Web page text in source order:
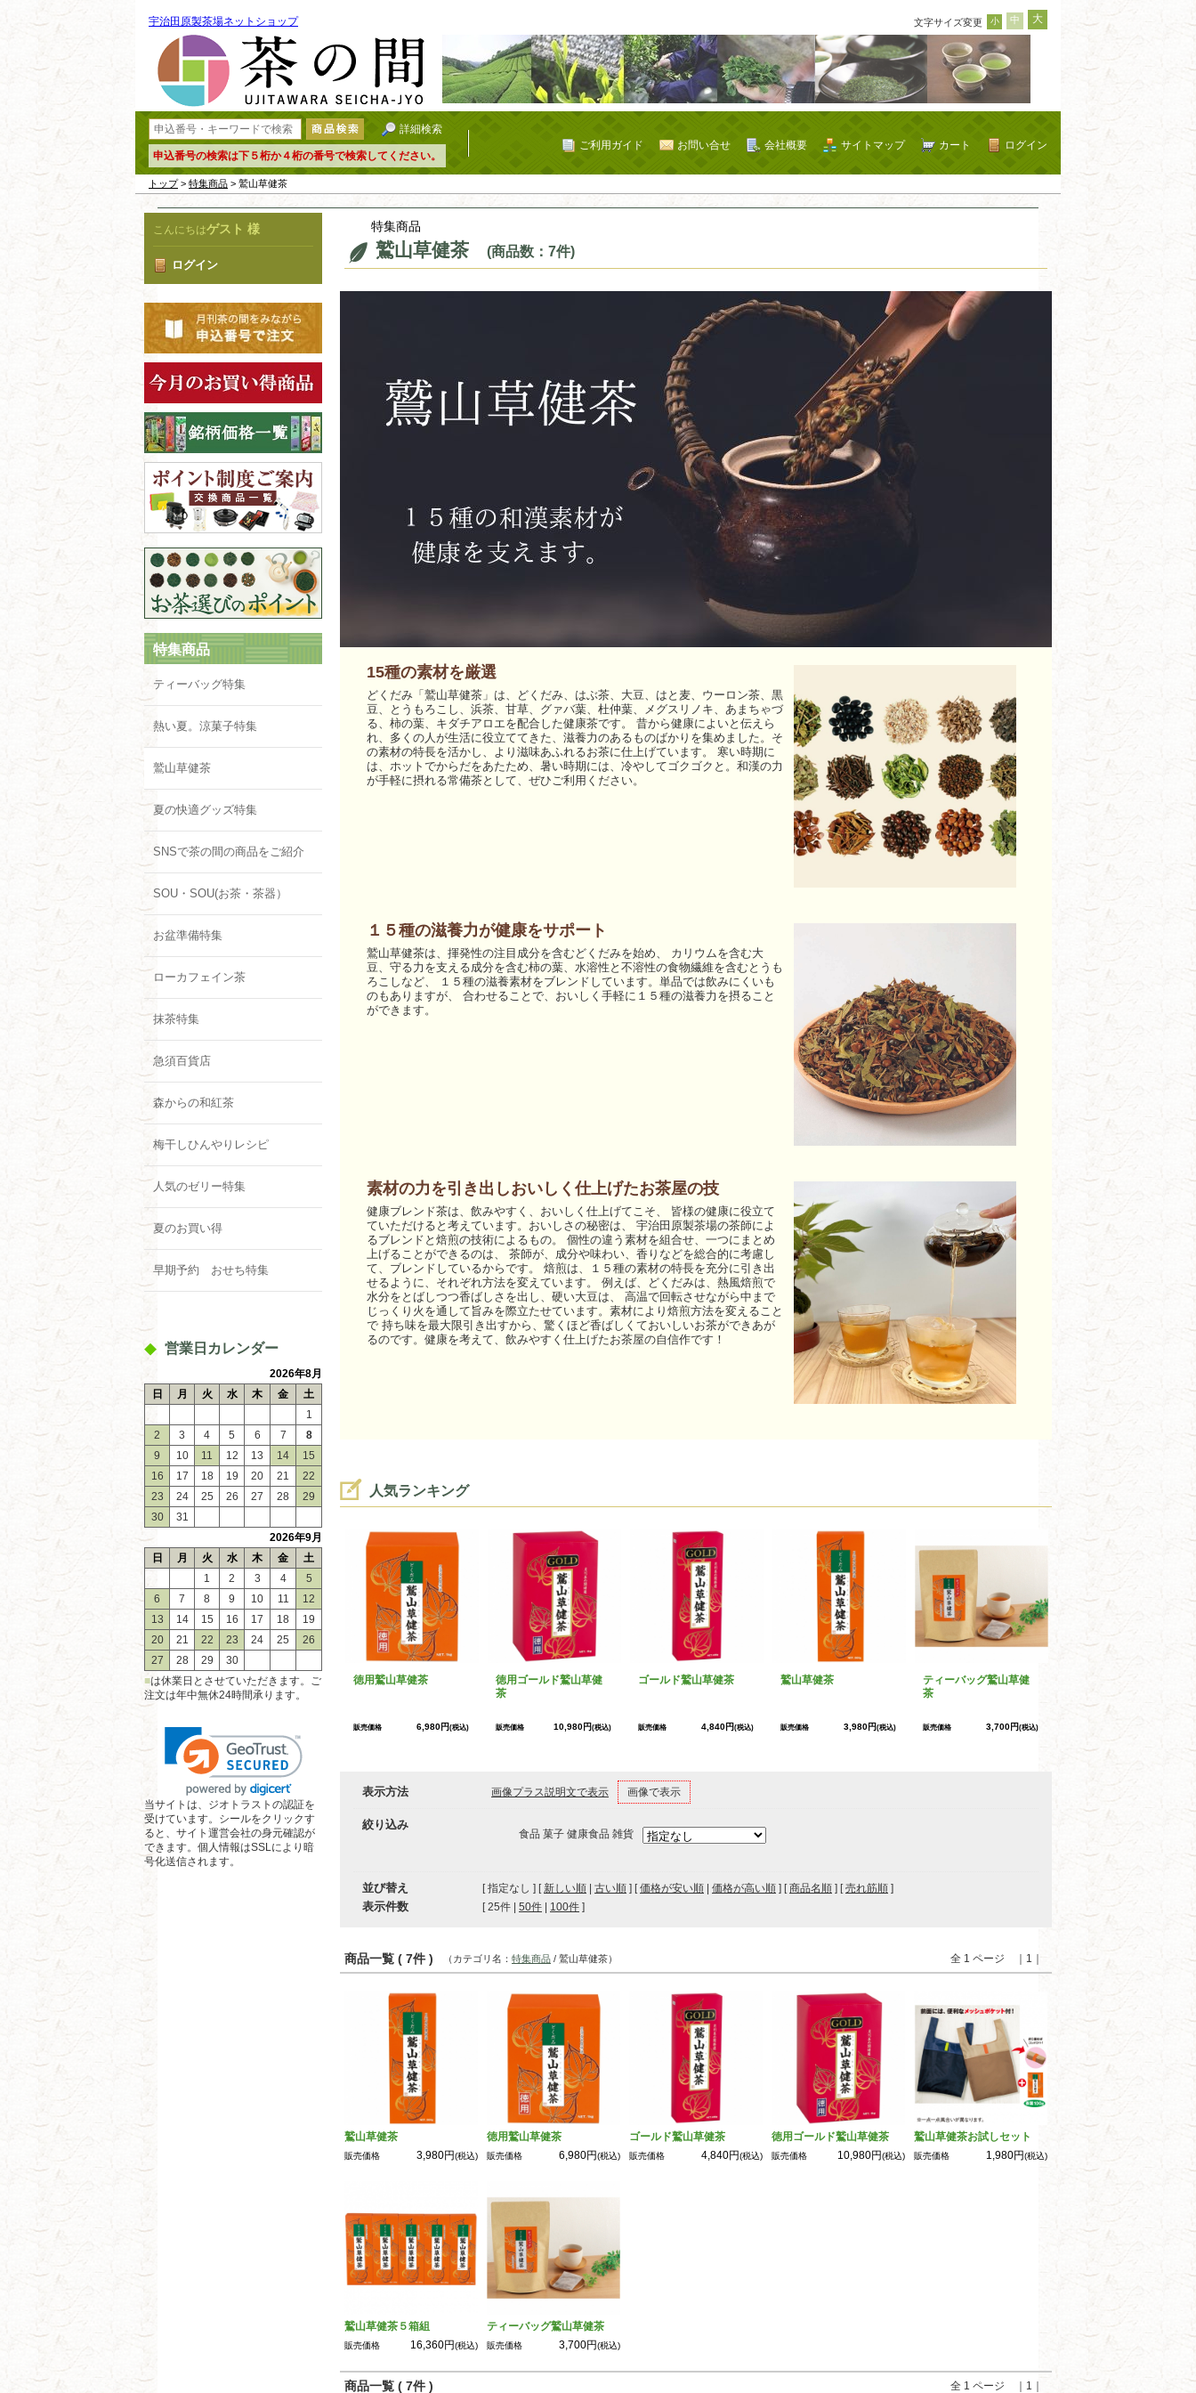
宇治田原製茶場ネットショップ 文字サイズ変更 小 中 大
詳細検索
申込番号の検索は下５桁か４桁の番号で検索してください。
ログイン
カート
サイトマップ
会社概要
お問い合せ
ご利用ガイド
トップ> 特集商品 > 鷲山草健茶
こんにちはゲスト 様
ログイン
特集商品
ティーバッグ特集
熱い夏。涼菓子特集
鷲山草健茶
夏の快適グッズ特集
SNSで茶の間の商品をご紹介
SOU・SOU(お茶・茶器）
お盆準備特集
ローカフェイン茶
抹茶特集
急須百貨店
森からの和紅茶
梅干しひんやりレシピ
人気のゼリー特集
夏のお買い得
早期予約 おせち特集
営業日カレンダー
2026年8月
日
月 火 水 木 金
土
1
2
3 4 5 6 7
8
9
10 11 12 13 14
15
16
17 18 19 20 21
22
23
24 25 26 27 28
29
30
31
2026年9月
日
月 火 水 木 金
土
1
2 3 4
5
6
7 8 9 10 11
12
13
14 15 16 17 18
19
20
21 22 23 24 25
26
27
28 29
30
■は休業日とさせていただきます。ご
注文は年中無休24時間承ります。
当サイトは、ジオトラストの認証を
受けています。シールをクリックす
ると、サイト運営会社の身元確認が
できます。個人情報はSSLにより暗
号化送信されます。
特集商品
鷲山草健茶 (商品数：7件)
15種の素材を厳選
どくだみ「鷲山草健茶」は、どくだみ、はぶ茶、大豆、はと麦、ウーロン茶、黒
豆、とうもろこし、浜茶、甘草、グァバ葉、杜仲葉、メグスリノキ、あまちゃづ
る、柿の葉、キダチアロエを配合した健康茶です。 昔から健康によいと伝えら
れ、多くの人が生活に役立ててきた、滋養力のあるものばかりを集めました。そ
の素材の特長を活かし、より滋味あふれるお茶に仕上げています。 寒い時期に
は、ホットでからだをあたため、暑い時期には、冷やしてゴクゴクと。和漢の力
が手軽に摂れる常備茶として、ぜひご利用ください。
１５種の滋養力が健康をサポート
鷲山草健茶は、揮発性の注目成分を含むどくだみを始め、 カリウムを含む大
豆、守る力を支える成分を含む柿の葉、水溶性と不溶性の食物繊維を含むとうも
ろこしなど、 １５種の滋養素材をブレンドしています。単品では飲みにくいも
のもありますが、 合わせることで、おいしく手軽に１５種の滋養力を摂ること
ができます。
素材の力を引き出しおいしく仕上げたお茶屋の技
健康ブレンド茶は、飲みやすく、おいしく仕上げてこそ、 皆様の健康に役立て
ていただけると考えています。おいしさの秘密は、 宇治田原製茶場の茶師によ
るブレンドと焙煎の技術によるもの。 個性の違う素材を組合せ、一つにまとめ
上げることができるのは、 茶師が、成分や味わい、香りなどを総合的に考慮し
て、ブレンドしているからです。 焙煎は、１５種の素材の特長を充分に引き出
せるように、それぞれ方法を変えています。 例えば、どくだみは、熱風焙煎で
水分をとばしつつ香ばしさを出し、硬い大豆は、 高温で回転させながら中まで
じっくり火を通して旨みを際立たせています。素材により焙煎方法を変えること
で 持ち味を最大限引き出すから、驚くほど香ばしくておいしいお茶ができあが
るのです。健康を考えて、飲みやすく仕上げたお茶屋の自信作です！
人気ランキング
徳用鷲山草健茶
販売価格 6,980円(税込)
徳用ゴールド鷲山草健
茶
販売価格 10,980円(税込)
ゴールド鷲山草健茶
販売価格 4,840円(税込)
鷲山草健茶
販売価格 3,980円(税込)
ティーバッグ鷲山草健
茶
販売価格 3,700円(税込)
表示方法 画像プラス説明文で表示 画像で表示
絞り込み
食品 菓子 健康食品 雑貨
並び替え [ 指定なし ] [ 新しい順 古い順 ] [価格が安い順 価格が高い順 ] [商品名順 ] [売れ筋順 ]
表示件数 [ 25件 50件 100件 ]
商品一覧 ( 7件 ) 全 1 ページ ｜1｜
（カテゴリ名： 特集商品 / 鷲山草健茶）
鷲山草健茶
販売価格 3,980円(税込)
徳用鷲山草健茶
販売価格 6,980円(税込)
ゴールド鷲山草健茶
販売価格 4,840円(税込)
徳用ゴールド鷲山草健茶
販売価格 10,980円(税込)
鷲山草健茶お試しセット
販売価格 1,980円(税込)
鷲山草健茶５箱組
販売価格 16,360円(税込)
ティーバッグ鷲山草健茶
販売価格 3,700円(税込)
商品一覧 ( 7件 ) 全 1 ページ ｜1｜